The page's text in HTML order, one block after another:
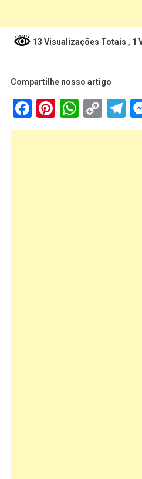
13 Visualizações Totais , 1
Compartilhe nosso artigo
Facebook
Pinterest
Link